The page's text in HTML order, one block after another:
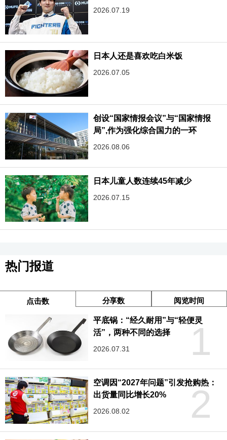
2026.07.19
日本人还是喜欢吃白米饭
2026.07.05
创设“国家情报会议”与“国家情报
局”,作为强化综合国力的一环
2026.08.06
日本儿童人数连续45年减少
2026.07.15
热门报道
点击数 分享数 阅览时间
1
平底锅：“经久耐用”与“轻便灵
活”，两种不同的选择
2026.07.31
2
空调因“2027年问题”引发抢购热：
出货量同比增长20%
2026.08.02